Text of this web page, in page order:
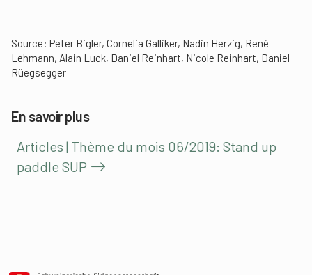
Source: Peter Bigler, Cornelia Galliker, Nadin Herzig, René
Lehmann, Alain Luck, Daniel Reinhart, Nicole Reinhart, Daniel
Rüegsegger
En savoir plus
Articles | Thème du mois 06/2019: Stand up
paddle SUP